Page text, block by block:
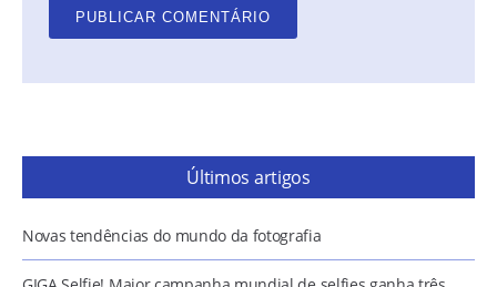
Últimos artigos
Novas tendências do mundo da fotografia